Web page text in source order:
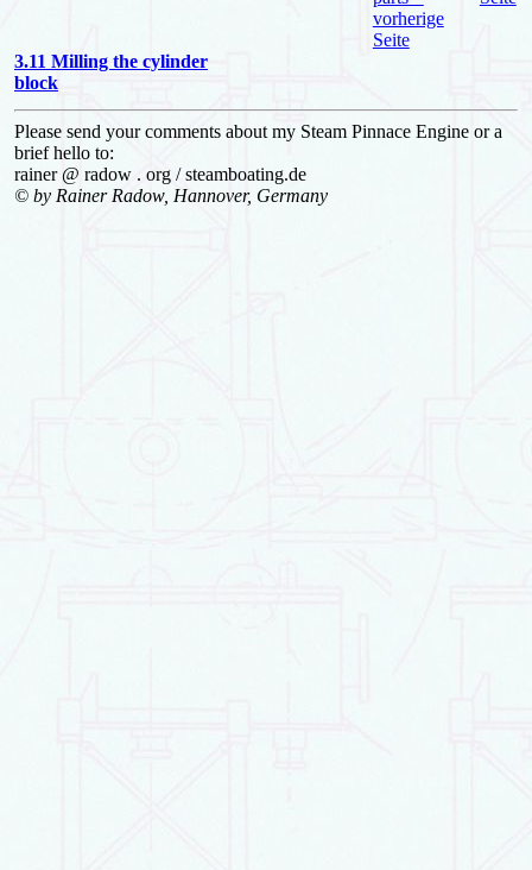
3.11 Milling the cylinder
block
Please send your comments about my Steam Pinnace Engine or a
brief hello to:
rainer @ radow . org / steamboating.de
© by Rainer Radow, Hannover, Germany